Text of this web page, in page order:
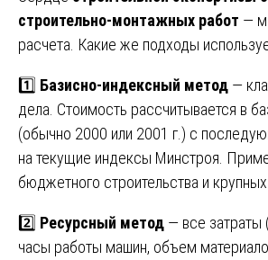
строительно-монтажных работ —
расчета. Какие же подходы
1️⃣ Базисно-индексный метод —
дела. Стоимость рассчитывается в
(обычно 2000 или 2001 г.) с
на текущие индексы Минстроя.
бюджетного строительства и
2️⃣ Ресурсный метод — все затраты
часы работы машин, объем